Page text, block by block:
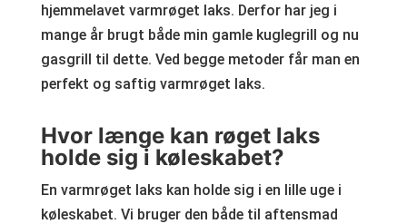
hjemmelavet varmrøget laks. Derfor har jeg i
mange år brugt både min gamle kuglegrill og nu
gasgrill til dette. Ved begge metoder får man en
perfekt og saftig varmrøget laks.
Hvor længe kan røget laks
holde sig i køleskabet?
En varmrøget laks kan holde sig i en lille uge i
køleskabet. Vi bruger den både til aftensmad